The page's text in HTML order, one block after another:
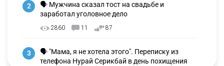
2
🗣 Мужчина сказал тост на свадьбе и
заработал уголовное дело
2860 11 87
3
🗣 "Мама, я не хотела этого". Переписку из
телефона Нурай Серикбай в день похищения